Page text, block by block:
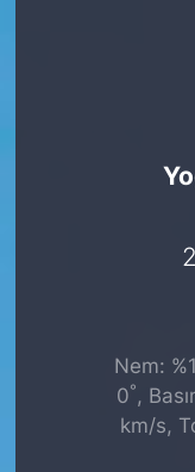
Nem:
0°,
km/s,